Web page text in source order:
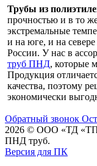
Трубы из
прочностью и в то
экстремальные
и на юге, и на
России. У нас в
труб ПНД, которые
Продукция
качества, поэтому
экономически
Обратный звонок
2026 © ООО «ТД
ПНД труб.
Версия для ПК